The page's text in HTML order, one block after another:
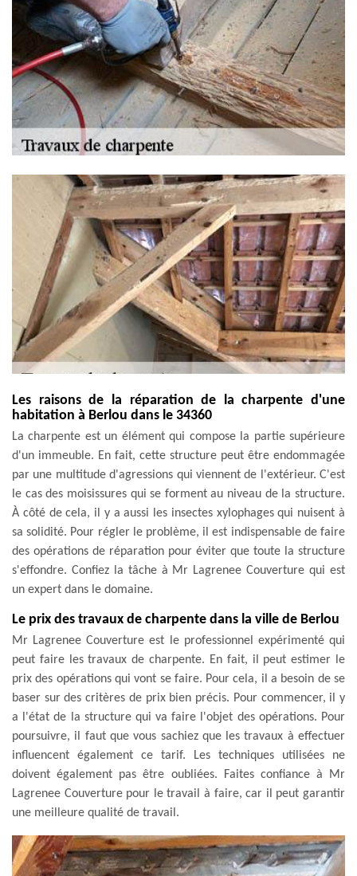
Les raisons de la réparation de la charpente d'une
habitation à Berlou dans le 34360
La charpente est un élément qui compose la partie supérieure
d'un immeuble. En fait, cette structure peut être endommagée
par une multitude d'agressions qui viennent de l'extérieur. C'est
le cas des moisissures qui se forment au niveau de la structure.
À côté de cela, il y a aussi les insectes xylophages qui nuisent à
sa solidité. Pour régler le problème, il est indispensable de faire
des opérations de réparation pour éviter que toute la structure
s'effondre. Confiez la tâche à Mr Lagrenee Couverture qui est
un expert dans le domaine.
Le prix des travaux de charpente dans la ville de Berlou
Mr Lagrenee Couverture est le professionnel expérimenté qui
peut faire les travaux de charpente. En fait, il peut estimer le
prix des opérations qui vont se faire. Pour cela, il a besoin de se
baser sur des critères de prix bien précis. Pour commencer, il y
a l'état de la structure qui va faire l'objet des opérations. Pour
poursuivre, il faut que vous sachiez que les travaux à effectuer
influencent également ce tarif. Les techniques utilisées ne
doivent également pas être oubliées. Faites confiance à Mr
Lagrenee Couverture pour le travail à faire, car il peut garantir
une meilleure qualité de travail.